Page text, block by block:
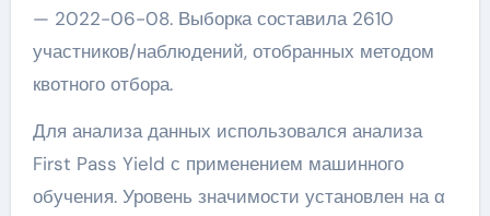
— 2022-06-08. Выборка составила 2610
участников/наблюдений, отобранных методом
квотного отбора.
Для анализа данных использовался анализа
First Pass Yield с применением машинного
обучения. Уровень значимости установлен на α